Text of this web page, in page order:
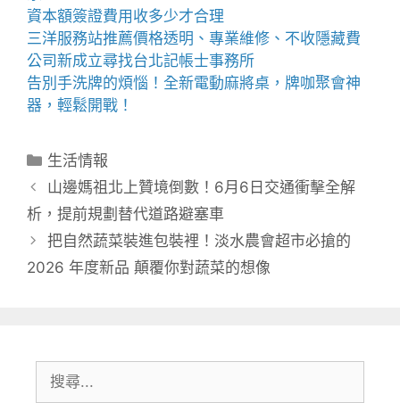
資本額簽證費用收多少才合理
三洋服務站推薦價格透明、專業維修、不收隱藏費
公司新成立尋找台北記帳士事務所
告別手洗牌的煩惱！全新電動麻將桌 ，牌咖聚會神
器，輕鬆開戰！
分
類
生活情報
山邊媽祖北上贊境倒數！6月6日交通衝擊全解
析，提前規劃替代道路避塞車
把自然蔬菜裝進包裝裡！淡水農會超市必搶的
2026 年度新品 顛覆你對蔬菜的想像
尋: